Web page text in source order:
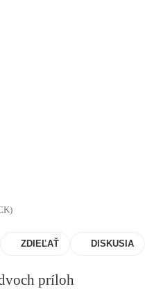
ZDIEĽAŤ DISKUSIA
príloh